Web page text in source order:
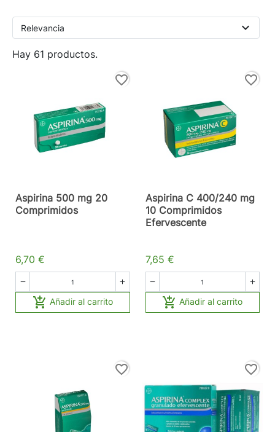
Hay 61 productos.
Relevancia expand_more
favorite_border
Aspirina 500 mg 20
Comprimidos
6,70 €
 
 Añadir al carrito
favorite_border
Aspirina C 400/240 mg
10 Comprimidos
Efervescente
7,65 €
 
 Añadir al carrito
favorite_border favorite_border